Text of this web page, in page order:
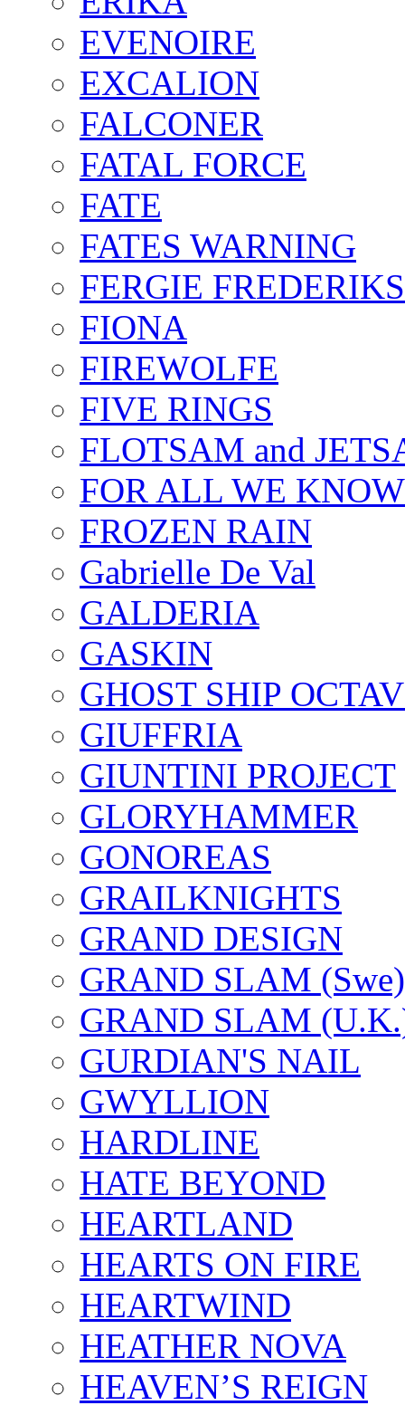
EVENOIRE
EXCALION
FALCONER
FATAL FORCE
FATE
FATES WARNING
FERGIE
FIONA
FIREWOLFE
FIVE RINGS
FLOTSAM and
FOR ALL WE KNOW
FROZEN RAIN
Gabrielle De Val
GALDERIA
GASKIN
GHOST SHIP
GIUFFRIA
GIUNTINI PROJECT
GLORYHAMMER
GONOREAS
GRAILKNIGHTS
GRAND DESIGN
GRAND SLAM (Swe)
GRAND SLAM
GURDIAN'S NAIL
GWYLLION
HARDLINE
HATE BEYOND
HEARTLAND
HEARTS ON FIRE
HEARTWIND
HEATHER NOVA
HEAVEN’S REIGN